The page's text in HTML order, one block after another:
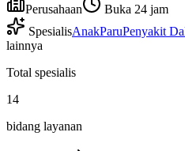
Perusahaan
Buka 24 jam
SpesialisAnakParuPenyakit
lainnya
Total spesialis
14
bidang layanan